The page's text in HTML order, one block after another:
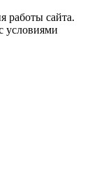
работы сайта.
условиями